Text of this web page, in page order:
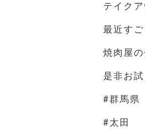
テイク
最近すご
焼肉屋
是非お
#群馬県
#太田